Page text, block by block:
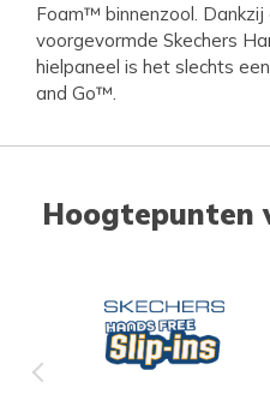
Foam™ binnenzool. Dankzij
voorgevormde Skechers
hielpaneel is het slechts
and Go™.
Hoogtepunten